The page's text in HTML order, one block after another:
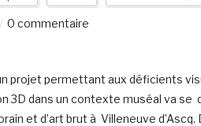
0 commentaire
projet permettant aux déficients
3D dans un contexte muséal va
et d’art brut à Villeneuve